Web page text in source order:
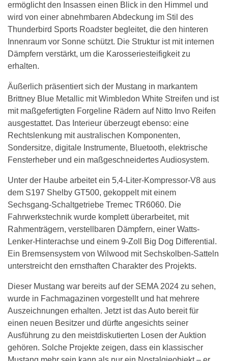
ermöglicht den Insassen einen Blick in den Himmel und
wird von einer abnehmbaren Abdeckung im Stil des
Thunderbird Sports Roadster begleitet, die den hinteren
Innenraum vor Sonne schützt. Die Struktur ist mit internen
Dämpfern verstärkt, um die Karosseriesteifigkeit zu
erhalten.
Äußerlich präsentiert sich der Mustang in markantem
Brittney Blue Metallic mit Wimbledon White Streifen und ist
mit maßgefertigten Forgeline Rädern auf Nitto Invo Reifen
ausgestattet. Das Interieur überzeugt ebenso: eine
Rechtslenkung mit australischen Komponenten,
Sondersitze, digitale Instrumente, Bluetooth, elektrische
Fensterheber und ein maßgeschneidertes Audiosystem.
Unter der Haube arbeitet ein 5,4-Liter-Kompressor-V8 aus
dem S197 Shelby GT500, gekoppelt mit einem
Sechsgang-Schaltgetriebe Tremec TR6060. Die
Fahrwerkstechnik wurde komplett überarbeitet, mit
Rahmenträgern, verstellbaren Dämpfern, einer Watts-
Lenker-Hinterachse und einem 9-Zoll Big Dog Differential.
Ein Bremsensystem von Wilwood mit Sechskolben-Satteln
unterstreicht den ernsthaften Charakter des Projekts.
Dieser Mustang war bereits auf der SEMA 2024 zu sehen,
wurde in Fachmagazinen vorgestellt und hat mehrere
Auszeichnungen erhalten. Jetzt ist das Auto bereit für
einen neuen Besitzer und dürfte angesichts seiner
Ausführung zu den meistdiskutierten Losen der Auktion
gehören. Solche Projekte zeigen, dass ein klassischer